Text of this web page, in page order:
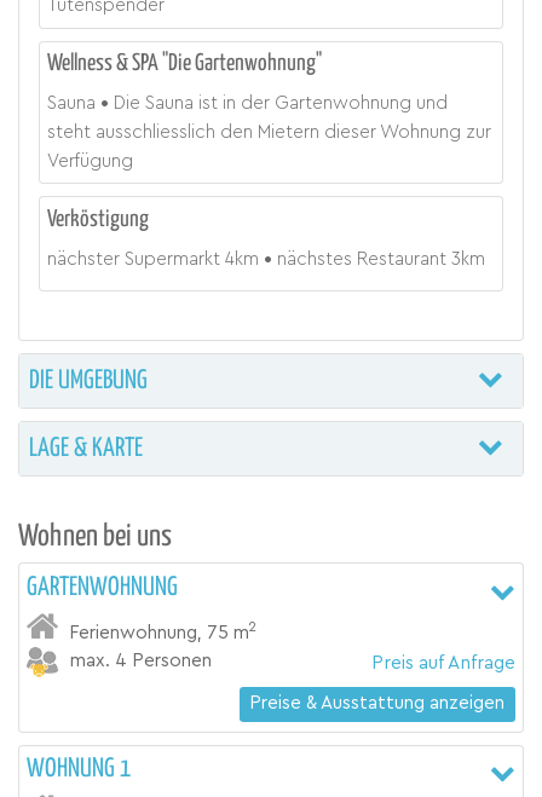
Tütenspender
Wellness & SPA "Die Gartenwohnung"
Sauna
Die Sauna ist in der Gartenwohnung und
steht ausschliesslich den Mietern dieser Wohnung zur
Verfügung
Verköstigung
nächster Supermarkt 4km nächstes Restaurant 3 km
DIE UMGEBUNG
LAGE & KARTE
Wohnen bei uns
GARTENWOHNUNG
Ferienwohnung 75 m2
max. 4 Personen Preis auf Anfrage
Preise & Ausstattung anzeigen
WOHNUNG 1